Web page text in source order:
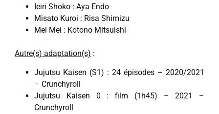
Ieiri Shoko : Aya Endo
Misato Kuroi : Risa Shimizu
Mei Mei : Kotono Mitsuishi
Autre(s) adaptation(s) :
Jujutsu Kaisen (S1) : 24 épisodes – 2020/2021
– Crunchyroll
Jujutsu Kaisen 0 : film (1h45) – 2021 –
Crunchyroll